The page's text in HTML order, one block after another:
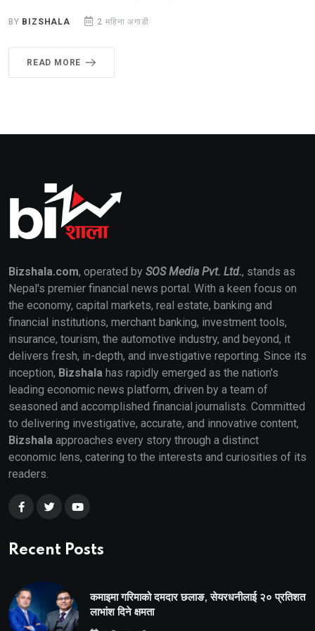
BY BIZSHALA 2 महिना अगाडी
READ MORE
Bizshala.com, operated by SOS Media Pvt. Ltd., stands as
Nepal's premier financial news portal. With a keen focus on
the economy, capital markets, real estate, banking and
financial institutions, merchant banking, investment tools,
insurance, tourism, the automotive industry, and beyond, it
delivers fresh, in-depth, and investigative reporting. Since its
inception, Bizshala has rapidly emerged as the nation's
leading economic news platform, driven by a team of
seasoned and accomplished financial journalists. Committed
to delivering investigative, accurate, and innovative content,
Bizshala approaches every story through a distinct
economic lens, catering to the interests and curiosities of its
readers.
Recent Posts
कमाइमा गरिमाको दमदार छलाङ, सेयरधनीलाई २० प्रतिशत
लाभांश दिने क्षमता